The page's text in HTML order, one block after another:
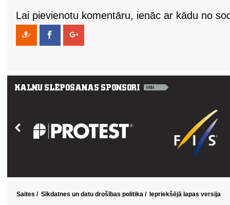
Lai pievienotu komentāru, ienāc ar kādu no
Saites / Sīkdatnes un datu drošības politika / Iepriekšējā lapas versija